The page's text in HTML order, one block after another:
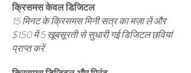
क्रिसमस केवल डिजिटल
15 मिनट के क्रिसमस मिनी सत्र का मज़ा लें और
$150 में 5 खूबसूरती से सुधारी गई डिजिटल छवियां
प्राप्त करें